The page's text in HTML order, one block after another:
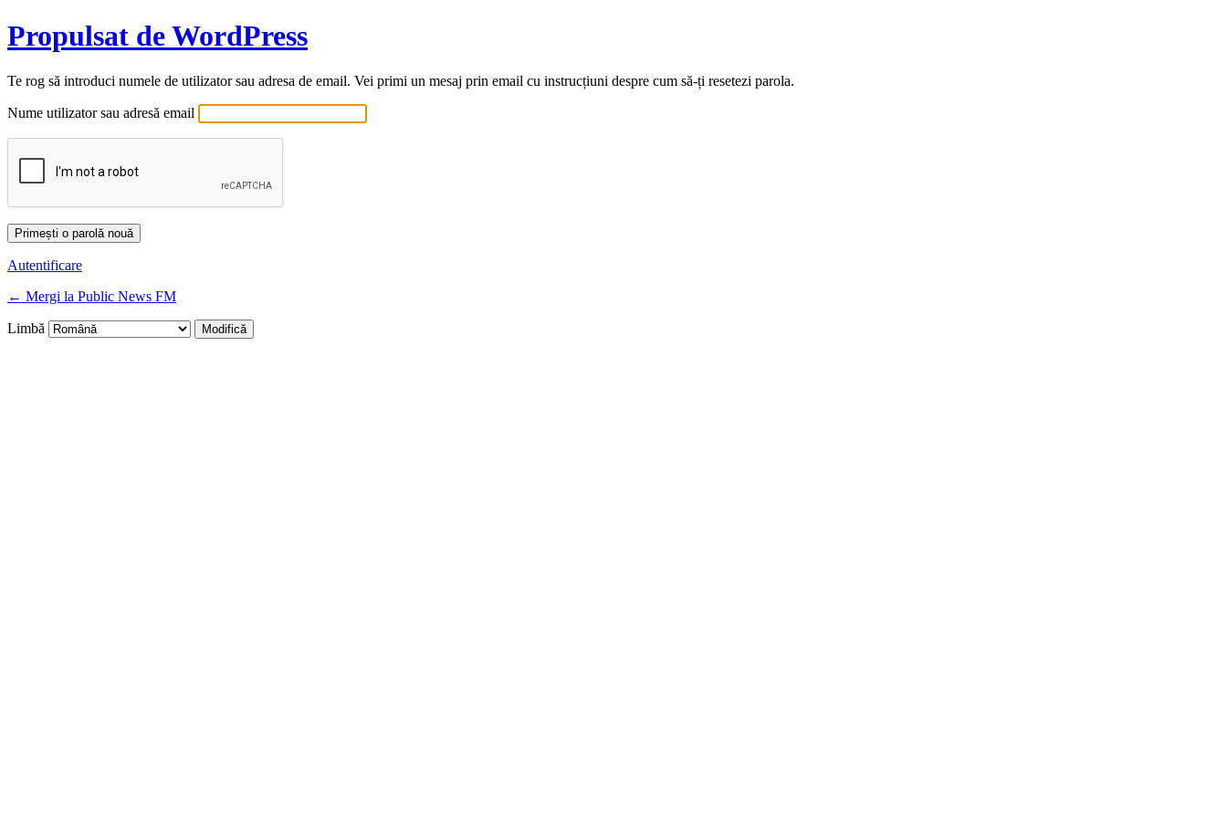
Propulsat de WordPress
Te rog să introduci numele de utilizator sau adresa de email. Vei primi un mesaj prin email cu instrucțiuni despre cum să-ți resetezi parola.
Nume utilizator sau adresă email
Autentificare
← Mergi la Public News FM
Limbă